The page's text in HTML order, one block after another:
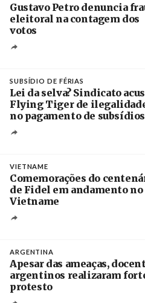
Gustavo Petro denuncia
eleitoral na contagem dos
votos
SUBSÍDIO DE FÉRIAS
Lei da selva? Sindicato
Flying Tiger de
no pagamento de subsídios
VIETNAME
Comemorações do
de Fidel em andamento no
Vietname
ARGENTINA
Apesar das ameaças,
argentinos realizaram
protesto